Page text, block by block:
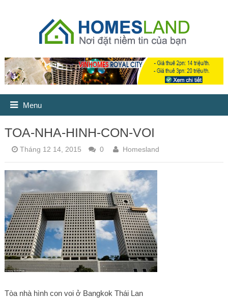
Menu
TOA-NHA-HINH-CON-VOI
Tháng 12 14, 2015 0 Homesland
Tòa nhà hình con voi ở Bangkok Thái Lan